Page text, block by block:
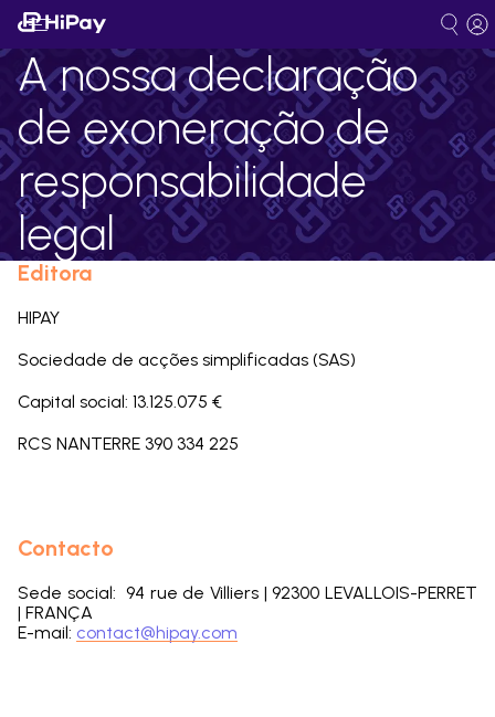
A nossa declaração
de exoneração de
responsabilidade
legal
Editora
HIPAY
Sociedade de acções simplificadas (SAS)
Capital social: 13.125.075 €
RCS NANTERRE 390 334 225
Contacto
Sede social: 94 rue de Villiers | 92300 LEVALLOIS-PERRET
| FRANÇA
E-mail: contact@hipay.com